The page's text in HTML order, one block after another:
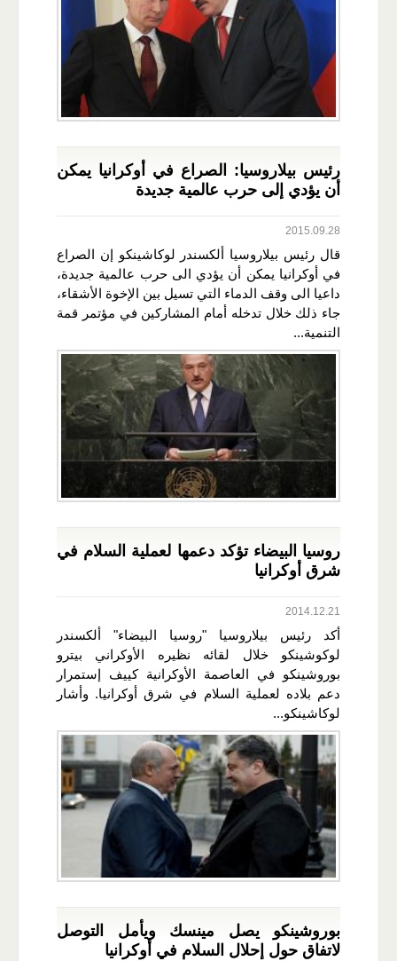
رئيس بيلاروسيا: الصراع في أوكرانيا يمكن
أن يؤدي إلى حرب عالمية جديدة
2015.09.28
قال رئيس بيلاروسيا ألكسندر لوكاشينكو إن الصراع
في أوكرانيا يمكن أن يؤدي الى حرب عالمية جديدة،
داعيا الى وقف الدماء التي تسيل بين الإخوة الأشقاء،
جاء ذلك خلال تدخله أمام المشاركين في مؤتمر قمة
التنمية...
روسيا البيضاء تؤكد دعمها لعملية السلام في
شرق أوكرانيا
2014.12.21
أكد رئيس بيلاروسيا "روسيا البيضاء" ألكسندر
لوكوشينكو خلال لقائه نظيره الأوكراني بيترو
بوروشينكو في العاصمة الأوكرانية كييف إستمرار
دعم بلاده لعملية السلام في شرق أوكرانيا. وأشار
لوكاشينكو...
بوروشينكو يصل مينسك ويأمل التوصل
لاتفاق حول إحلال السلام في أوكرانيا